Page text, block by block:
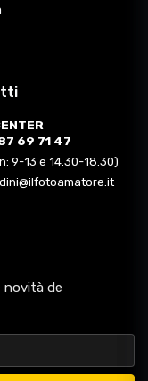
69 71 47
9-13 e 14.30-18.30)
novità de